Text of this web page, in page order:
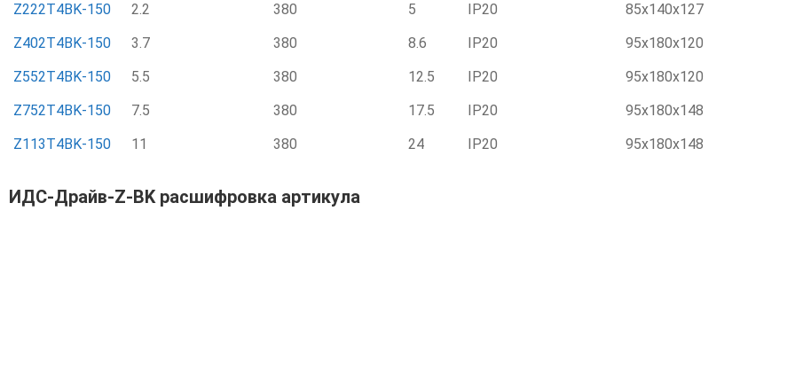
Z222T4BK-150
2.2 380 5 IP20 85х140х127
Z402T4BK-150
3.7 380 8.6 IP20 95х180х120
Z552T4BK-150
5.5 380 12.5 IP20 95х180х120
Z752T4BK-150
7.5 380 17.5 IP20 95х180х148
Z113T4BK-150
11 380 24 IP20 95х180х148
ИДС-Драйв-Z-BK расшифровка артикула